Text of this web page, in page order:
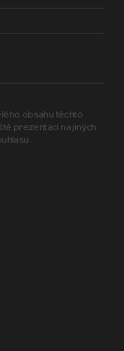
obsahu těchto
prezentaci na jiných